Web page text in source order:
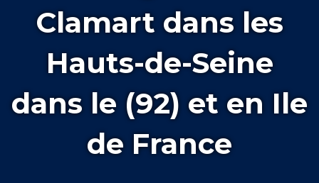
Clamart dans les
Hauts-de-Seine
dans le (92) et en Ile
de France